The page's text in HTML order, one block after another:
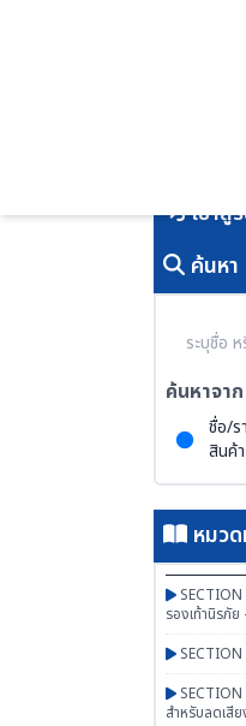
เข้าสู่
ค้นหา
ค้นหาจา
ชื่อ/ร
สินค้า
หมว
รองเท้านิรภั
สำหรับลดเสีย